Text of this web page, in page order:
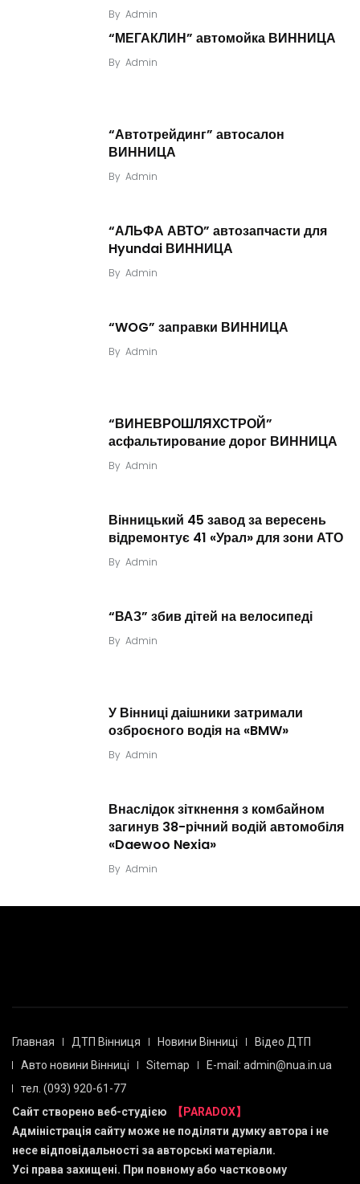
By Admin
“МЕГАКЛИН” автомойка ВИННИЦА
By Admin
“Автотрейдинг” автосалон
ВИННИЦА
By Admin
“АЛЬФА АВТО” автозапчасти для
Hyundai ВИННИЦА
By Admin
“WOG” заправки ВИННИЦА
By Admin
“ВИНЕВРОШЛЯХСТРОЙ”
асфальтирование дорог ВИННИЦА
By Admin
Вінницький 45 завод за вересень
відремонтує 41 «Урал» для зони АТО
By Admin
“ВАЗ” збив дітей на велосипеді
By Admin
У Вінниці даішники затримали
озброєного водія на «BMW»
By Admin
Внаслідок зіткнення з комбайном
загинув 38-річний водій автомобіля
«Daewoo Nexia»
By Admin
Главная ДТП Вінниця Новини Вінниці
Відео ДТП
Авто новини Вінниці
Sitemap
E-mail: admin@nua.in.ua
тел. (093) 920-61-77
Сайт створено веб-студією
【PARADOX】
Адміністрація сайту може не поділяти думку автора і не
несе відповідальності за авторські матеріали.
Усі права захищені. При повному або частковому